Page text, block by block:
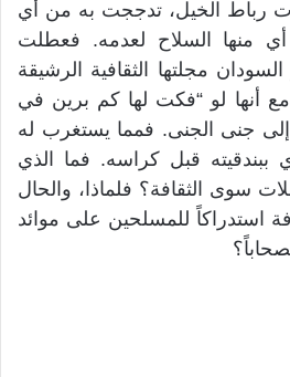
رباط الخيل، تدججت به من أي
منها السلاح لعدمه. فعطلت
مجلتها الثقافية الرشيقة
أنها لو “فكت لها كم برين في
جنى الجنى. فمما يستغرب له
ببندقيته قبل كراسه. فما الذي
سوى الثقافة؟ فلماذا، والحال
استدراكاً للمسلحين على موائد